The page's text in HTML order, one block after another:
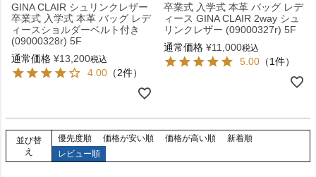
GINA CLAIR シュリンクレザー
卒業式 入学式 本革 バッグ レデ
ィースショルダーベルト付き
(09000328r) 5F
通常価格 ¥13,200税込
4.00 （2件）
卒業式 入学式 本革 バッグ レデ
ィース GINA CLAIR 2way シュ
リンクレザー (09000327r) 5F
通常価格 ¥11,000税込
5.00 （1件）
並び替
え
優先度順 価格が安い順 価格が高い順
新着順
レビュー順